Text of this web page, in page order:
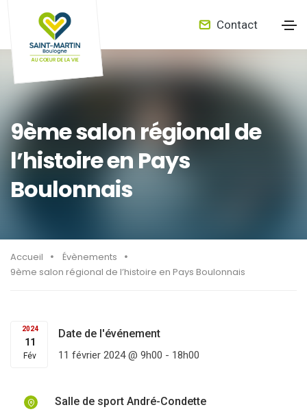
Contact
9ème salon régional de
l’histoire en Pays
Boulonnais
Accueil
Évènements
9ème salon régional de l’histoire en Pays Boulonnais
2024
11
Fév
Date de l'événement
11 février 2024 @ 9h00 - 18h00
Salle de sport André-Condette